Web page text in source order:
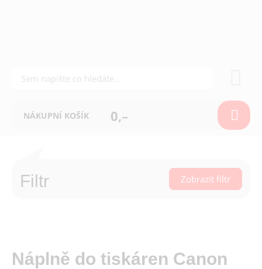
NÁKUPNÍ KOŠÍK 0,–
Filtr Zobrazit filtr
Náplně do tiskáren Canon